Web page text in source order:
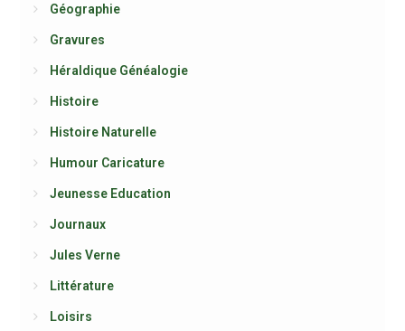
Géographie
Gravures
Héraldique Généalogie
Histoire
Histoire Naturelle
Humour Caricature
Jeunesse Education
Journaux
Jules Verne
Littérature
Loisirs